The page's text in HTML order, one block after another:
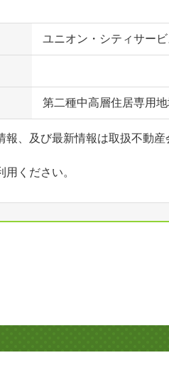
ユニオン・シティサービ
第二種中高層住居専用
報、及び最新情報は取扱不動
ください。